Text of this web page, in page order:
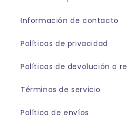
Información de contacto
Políticas de privacidad
Políticas de devolución o
Términos de servicio
Política de envíos